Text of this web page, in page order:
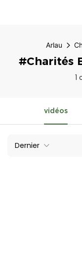
Arlau
#Charités
1
vidéos
Dernier